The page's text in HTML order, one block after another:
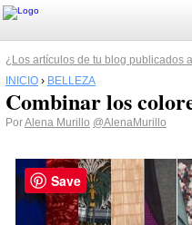
¿Los artículos de tu blog publicados
INICIO › BELLEZA
Combinar los
PorAlena Murillo @AlenaMurillo
Save